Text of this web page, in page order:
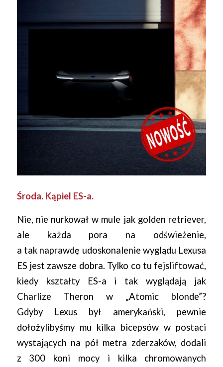
Środa. Kąpiel ES-a.
Nie, nie nurkował w mule jak golden retriever,
ale każda pora na odświeżenie,
a tak naprawdę udoskonalenie wyglądu Lexusa
ES jest zawsze dobra. Tylko co tu fejsliftować,
kiedy kształty ES-a i tak wyglądają jak
Charlize Theron w „Atomic blonde”?
Gdyby Lexus był amerykański, pewnie
dołożylibyśmy mu kilka bicepsów w postaci
wystających na pół metra zderzaków, dodali
z 300 koni mocy i kilka chromowanych